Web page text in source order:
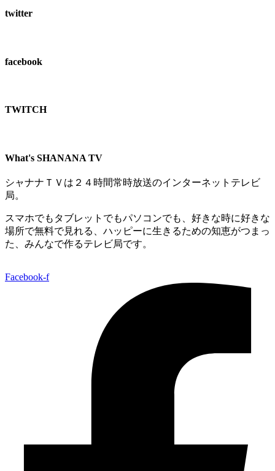
twitter
facebook
TWITCH​
What's SHANANA TV
シャナナＴＶは２４時間常時放送のインターネットテレビ
局。
スマホでもタブレットでもパソコンでも、好きな時に好きな
場所で無料で見れる、 ハッピーに生きるための知恵がつまっ
た、みんなで作るテレビ局です。
Facebook-f